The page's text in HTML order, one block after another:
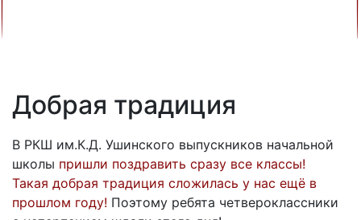
Добрая традиция
В РКШ им.К.Д. Ушинского выпускников начальной
школы пришли поздравить сразу все классы!
Такая добрая традиция сложилась у нас ещё в
прошлом году! Поэтому ребята четвероклассники